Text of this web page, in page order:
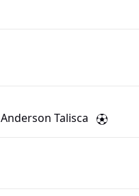
Anderson Talisca